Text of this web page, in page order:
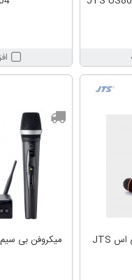
میکروفن بی سیم دستی جی تی اس JTS